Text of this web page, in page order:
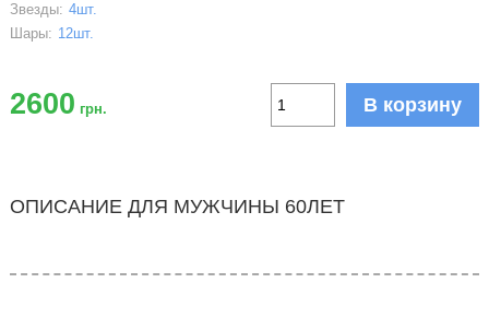
Звезды: 4шт.
Шары: 12шт.
2600 грн. В корзину
ОПИСАНИЕ ДЛЯ МУЖЧИНЫ 60ЛЕТ